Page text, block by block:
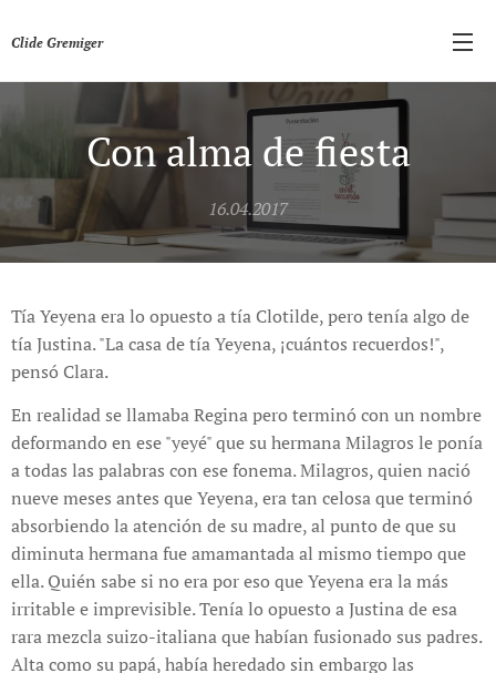
Clide Gremiger
Con alma de fiesta
16.04.2017
Tía Yeyena era lo opuesto a tía Clotilde, pero tenía algo de
tía Justina. "La casa de tía Yeyena, ¡cuántos recuerdos!",
pensó Clara.
En realidad se llamaba Regina pero terminó con un nombre
deformando en ese "yeyé" que su hermana Milagros le ponía
a todas las palabras con ese fonema. Milagros, quien nació
nueve meses antes que Yeyena, era tan celosa que terminó
absorbiendo la atención de su madre, al punto de que su
diminuta hermana fue amamantada al mismo tiempo que
ella. Quién sabe si no era por eso que Yeyena era la más
irritable e imprevisible. Tenía lo opuesto a Justina de esa
rara mezcla suizo-italiana que habían fusionado sus padres.
Alta como su papá, había heredado sin embargo las